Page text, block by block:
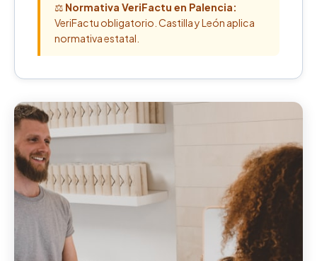
⚖️ Normativa VeriFactu en Palencia:
VeriFactu obligatorio. Castilla y León aplica
normativa estatal.